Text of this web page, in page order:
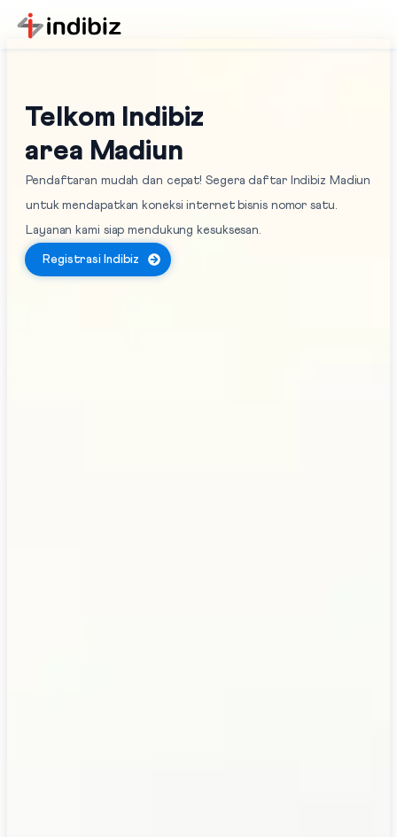
Telkom Indibiz
area Madiun
Pendaftaran mudah dan cepat! Segera daftar Indibiz Madiun
untuk mendapatkan koneksi internet bisnis nomor satu.
Layanan kami siap mendukung kesuksesan.
Registrasi Indibiz